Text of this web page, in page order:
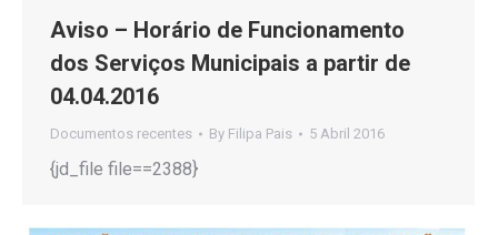
Aviso – Horário de Funcionamento
dos Serviços Municipais a partir de
04.04.2016
Documentos recentes By Filipa Pais 5 Abril 2016
{jd_file file==2388}